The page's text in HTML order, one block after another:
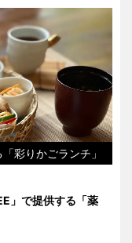
彩りかごランチ」
」で提供する「薬